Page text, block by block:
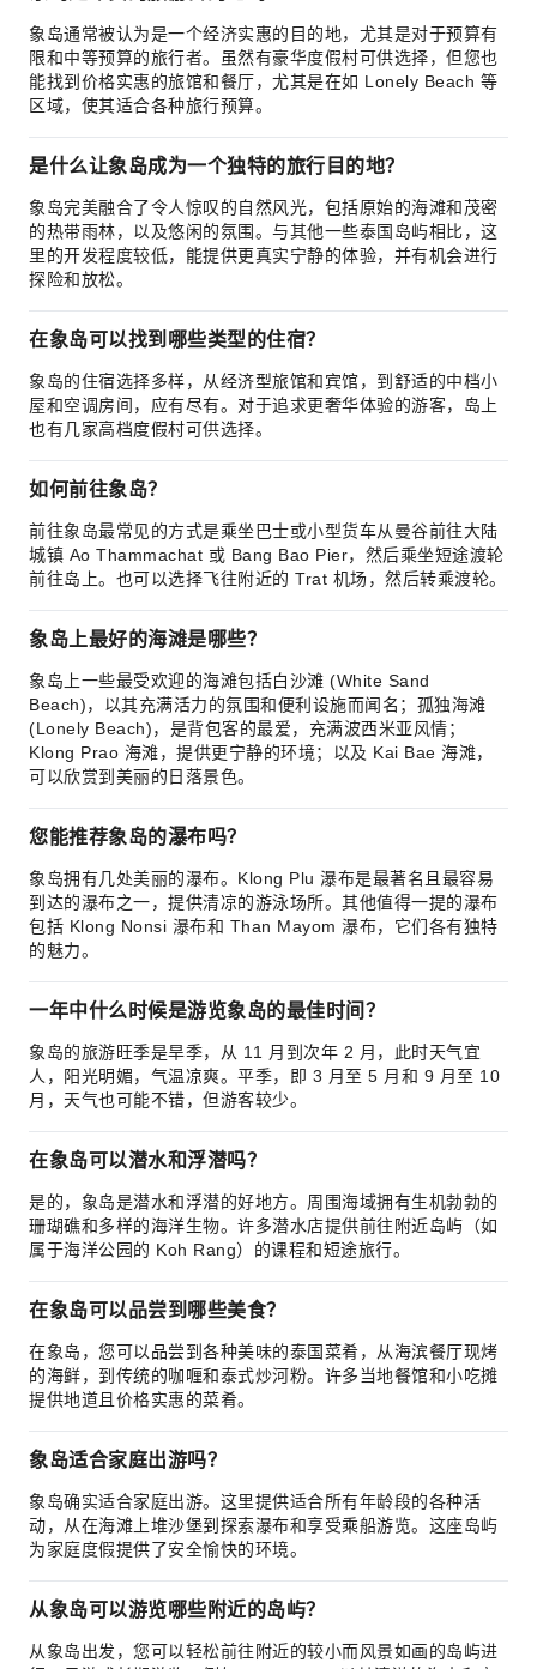
象岛通常被认为是一个经济实惠的目的地，尤其是对于预算有
限和中等预算的旅行者。虽然有豪华度假村可供选择，但您也
能找到价格实惠的旅馆和餐厅，尤其是在如 Lonely Beach 等
区域，使其适合各种旅行预算。
是什么让象岛成为一个独特的旅行目的地？
象岛完美融合了令人惊叹的自然风光，包括原始的海滩和茂密
的热带雨林，以及悠闲的氛围。与其他一些泰国岛屿相比，这
里的开发程度较低，能提供更真实宁静的体验，并有机会进行
探险和放松。
在象岛可以找到哪些类型的住宿？
象岛的住宿选择多样，从经济型旅馆和宾馆，到舒适的中档小
屋和空调房间，应有尽有。对于追求更奢华体验的游客，岛上
也有几家高档度假村可供选择。
如何前往象岛？
前往象岛最常见的方式是乘坐巴士或小型货车从曼谷前往大陆
城镇 Ao Thammachat 或 Bang Bao Pier，然后乘坐短途渡轮
前往岛上。也可以选择飞往附近的 Trat 机场，然后转乘渡轮。
象岛上最好的海滩是哪些？
象岛上一些最受欢迎的海滩包括白沙滩 (White Sand
Beach)，以其充满活力的氛围和便利设施而闻名；孤独海滩
(Lonely Beach)，是背包客的最爱，充满波西米亚风情；
Klong Prao 海滩，提供更宁静的环境；以及 Kai Bae 海滩，
可以欣赏到美丽的日落景色。
您能推荐象岛的瀑布吗？
象岛拥有几处美丽的瀑布。Klong Plu 瀑布是最著名且最容易
到达的瀑布之一，提供清凉的游泳场所。其他值得一提的瀑布
包括 Klong Nonsi 瀑布和 Than Mayom 瀑布，它们各有独特
的魅力。
一年中什么时候是游览象岛的最佳时间？
象岛的旅游旺季是旱季，从 11 月到次年 2 月，此时天气宜
人，阳光明媚，气温凉爽。平季，即 3 月至 5 月和 9 月至 10
月，天气也可能不错，但游客较少。
在象岛可以潜水和浮潜吗？
是的，象岛是潜水和浮潜的好地方。周围海域拥有生机勃勃的
珊瑚礁和多样的海洋生物。许多潜水店提供前往附近岛屿（如
属于海洋公园的 Koh Rang）的课程和短途旅行。
在象岛可以品尝到哪些美食？
在象岛，您可以品尝到各种美味的泰国菜肴，从海滨餐厅现烤
的海鲜，到传统的咖喱和泰式炒河粉。许多当地餐馆和小吃摊
提供地道且价格实惠的菜肴。
象岛适合家庭出游吗？
象岛确实适合家庭出游。这里提供适合所有年龄段的各种活
动，从在海滩上堆沙堡到探索瀑布和享受乘船游览。这座岛屿
为家庭度假提供了安全愉快的环境。
从象岛可以游览哪些附近的岛屿？
从象岛出发，您可以轻松前往附近的较小而风景如画的岛屿进